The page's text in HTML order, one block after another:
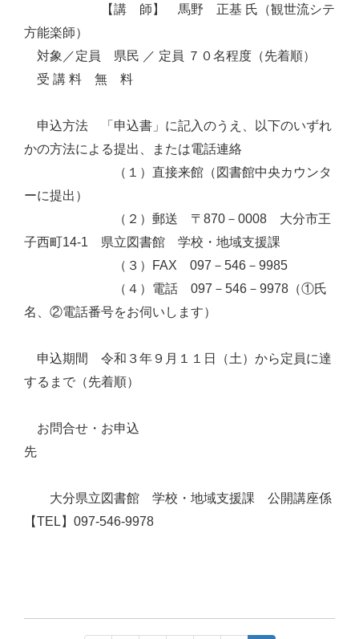
【講 師】 馬野 正基 氏（観世流シテ
方能楽師）
対象／定員 県民 ／ 定員 ７０名程度（先着順）
受 講 料 無 料
申込方法 「申込書」に記入のうえ、以下のいずれ
かの方法による提出、または電話連絡
（１）直接来館（図書館中央カウンタ
ーに提出）
（２）郵送 〒870－0008 大分市王
子西町14-1 県立図書館 学校・地域支援課
（３）FAX 097－546－9985
（４）電話 097－546－9978（①氏
名、②電話番号をお伺いします）
申込期間 令和３年９月１１日（土）から定員に達
するまで（先着順）
お問合せ・お申込
先
大分県立図書館 学校・地域支援課 公開講座係
【TEL】097-546-9978